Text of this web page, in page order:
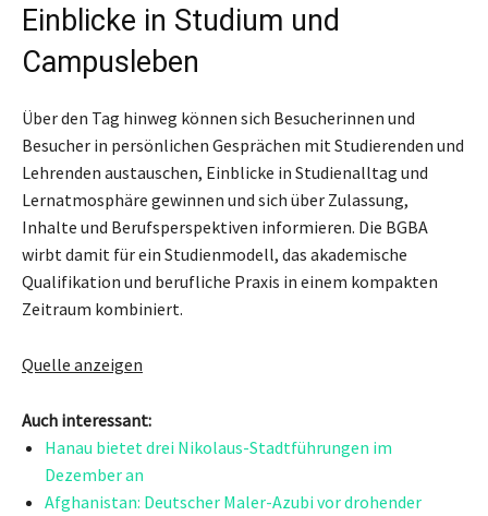
Einblicke in Studium und
Campusleben
Über den Tag hinweg können sich Besucherinnen und
Besucher in persönlichen Gesprächen mit Studierenden und
Lehrenden austauschen, Einblicke in Studienalltag und
Lernatmosphäre gewinnen und sich über Zulassung,
Inhalte und Berufsperspektiven informieren. Die BGBA
wirbt damit für ein Studienmodell, das akademische
Qualifikation und berufliche Praxis in einem kompakten
Zeitraum kombiniert.
Quelle anzeigen
Auch interessant:
Hanau bietet drei Nikolaus-Stadtführungen im
Dezember an
Afghanistan: Deutscher Maler-Azubi vor drohender